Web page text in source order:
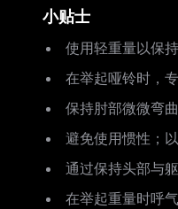
小贴士
使用轻重量以保
在举起哑铃时，
保持肘部微微弯
避免使用惯性；
通过保持头部与
在举起重量时呼